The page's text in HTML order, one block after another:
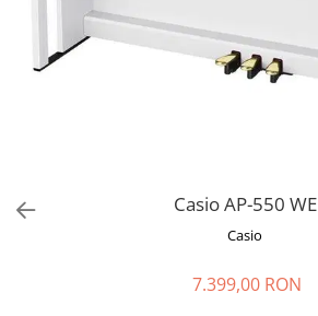
Procesoare si efecte
Shockmount
Stabilizatoare de tensiune UPS si
Accesorii de microfoane
Microfoane de broadcast
Casio AP-550 WE
Casio
7.399,00 RON